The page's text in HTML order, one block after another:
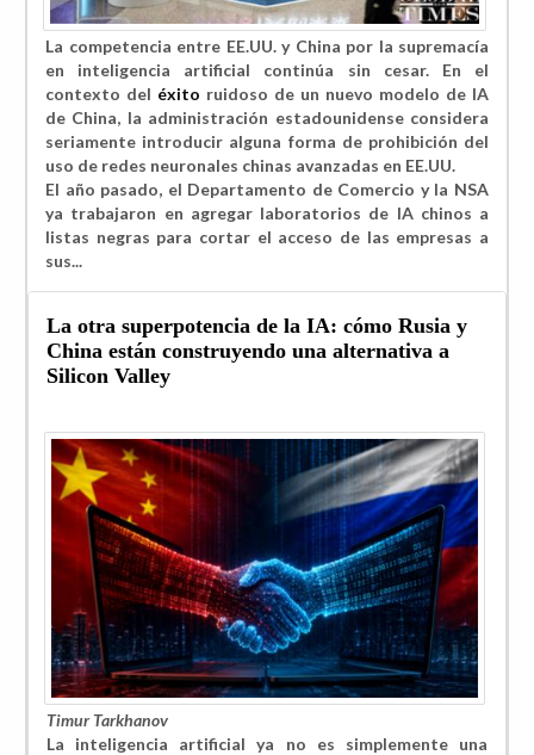
La competencia entre EE.UU. y China por la supremacía
en inteligencia artificial continúa sin cesar. En el
contexto del éxito ruidoso de un nuevo modelo de IA
de China, la administración estadounidense considera
seriamente introducir alguna forma de prohibición del
uso de redes neuronales chinas avanzadas en EE.UU.
El año pasado, el Departamento de Comercio y la NSA
ya trabajaron en agregar laboratorios de IA chinos a
listas negras para cortar el acceso de las empresas a
sus...
La otra superpotencia de la IA: cómo Rusia y
China están construyendo una alternativa a
Silicon Valley
Timur Tarkhanov
La inteligencia artificial ya no es simplemente una